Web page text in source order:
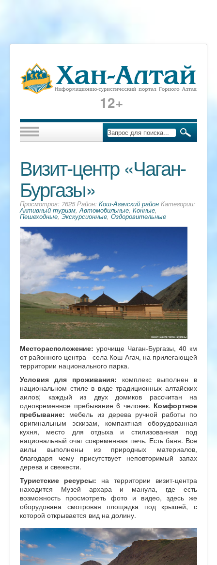
12+
Визит-центр «Чаган-
Бургазы»
Просмотров: 7625 Район: Кош-Агачский район Категории:
Активный туризм,Автомобильные, Конные,
Пешеходные,Экскурсионные, Оздоровительные
Месторасположение: урочище Чаган-Бургазы, 40 км
от районного центра - села Кош-Агач, на прилегающей
территории национального парка.
Условия для проживания: комплекс выполнен в
национальном стиле в виде традиционных алтайских
аилов; каждый из двух домиков рассчитан на
одновременное пребывание 6 человек. Комфортное
пребывание: мебель из дерева ручной работы по
оригинальным эскизам, компактная оборудованная
кухня, место для отдыха и стилизованная под
национальный очаг современная печь. Есть баня. Все
аилы выполнены из природных материалов,
благодаря чему присутствует неповторимый запах
дерева и свежести.
Туристские ресурсы: на территории визит-центра
находится Музей архара и манула, где есть
возможность просмотреть фото и видео, здесь же
оборудована смотровая площадка под крышей, с
которой открывается вид на долину.